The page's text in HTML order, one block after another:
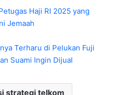
Haji RI 2025 yang
Jemaah
Terharu di Pelukan Fuji
Suami Ingin Dijual
strategi telkom